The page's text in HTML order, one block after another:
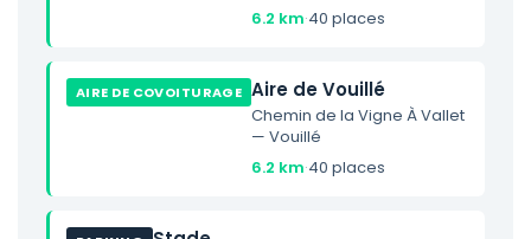
6.2 km·40 places
AIRE DE COVOITURAGE Aire de Vouillé
Chemin de la Vigne À Vallet
— Vouillé
6.2 km·40 places